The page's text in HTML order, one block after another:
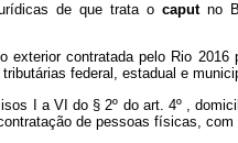
de que trata o caput no
exterior contratada pelo Rio
federal, estadual e
I a VI do § 2º do art. 4º ,
de pessoas físicas,